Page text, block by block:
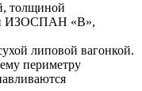
толщиной
ИЗОСПАН «В»,
липовой вагонкой.
периметру